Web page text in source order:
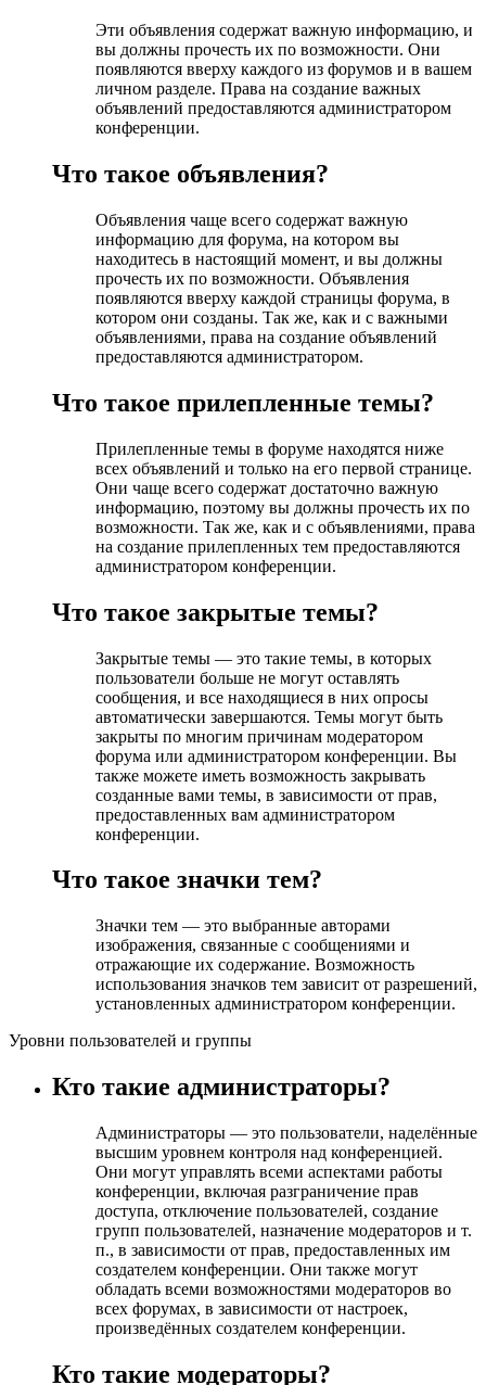
Эти объявления содержат важную информацию, и
вы должны прочесть их по возможности. Они
появляются вверху каждого из форумов и в вашем
личном разделе. Права на создание важных
объявлений предоставляются администратором
конференции.
Что такое объявления?
Объявления чаще всего содержат важную
информацию для форума, на котором вы
находитесь в настоящий момент, и вы должны
прочесть их по возможности. Объявления
появляются вверху каждой страницы форума, в
котором они созданы. Так же, как и с важными
объявлениями, права на создание объявлений
предоставляются администратором.
Что такое прилепленные темы?
Прилепленные темы в форуме находятся ниже
всех объявлений и только на его первой странице.
Они чаще всего содержат достаточно важную
информацию, поэтому вы должны прочесть их по
возможности. Так же, как и с объявлениями, права
на создание прилепленных тем предоставляются
администратором конференции.
Что такое закрытые темы?
Закрытые темы — это такие темы, в которых
пользователи больше не могут оставлять
сообщения, и все находящиеся в них опросы
автоматически завершаются. Темы могут быть
закрыты по многим причинам модератором
форума или администратором конференции. Вы
также можете иметь возможность закрывать
созданные вами темы, в зависимости от прав,
предоставленных вам администратором
конференции.
Что такое значки тем?
Значки тем — это выбранные авторами
изображения, связанные с сообщениями и
отражающие их содержание. Возможность
использования значков тем зависит от разрешений,
установленных администратором конференции.
Уровни пользователей и группы
Кто такие администраторы?
Администраторы — это пользователи, наделённые
высшим уровнем контроля над конференцией.
Они могут управлять всеми аспектами работы
конференции, включая разграничение прав
доступа, отключение пользователей, создание
групп пользователей, назначение модераторов и т.
п., в зависимости от прав, предоставленных им
создателем конференции. Они также могут
обладать всеми возможностями модераторов во
всех форумах, в зависимости от настроек,
произведённых создателем конференции.
Кто такие модераторы?